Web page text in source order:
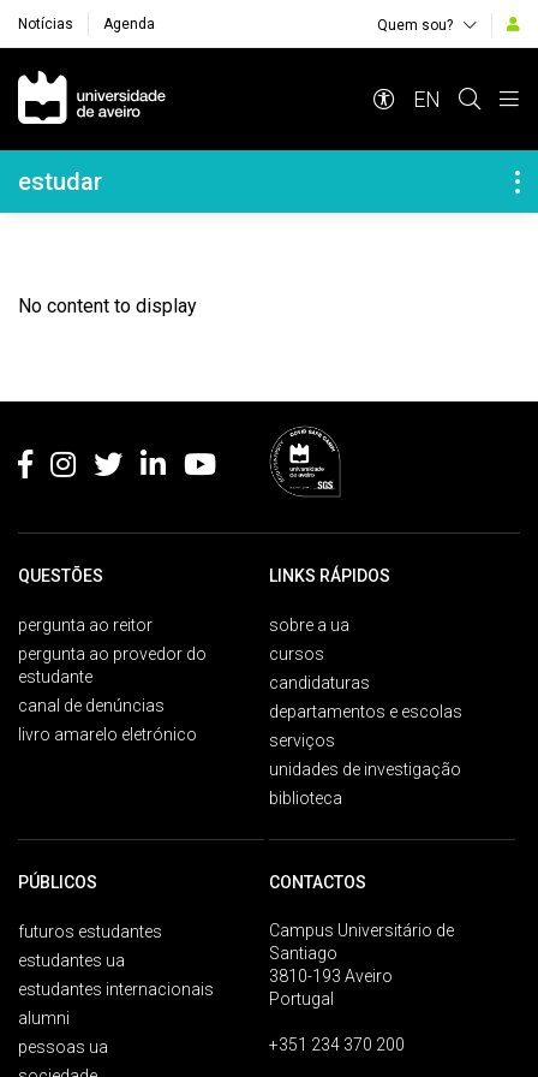
Notícias Agenda Quem sou?
Navegação Principal
EN
Navegação Lateral
estudar
No content to display
QUESTÕES
pergunta ao reitor
pergunta ao provedor do
estudante
canal de denúncias
livro amarelo eletrónico
LINKS RÁPIDOS
sobre a ua
cursos
candidaturas
departamentos e escolas
serviços
unidades de investigação
biblioteca
PÚBLICOS
futuros estudantes
estudantes ua
estudantes internacionais
alumni
pessoas ua
CONTACTOS
Campus Universitário de
Santiago
3810-193 Aveiro
Portugal
+351 234 370 200